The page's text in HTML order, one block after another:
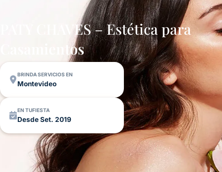
PATY CHAVES – Estética para
Casamientos
BRINDA SERVICIOS EN
Montevideo
EN TUFIESTA
Desde Set. 2019